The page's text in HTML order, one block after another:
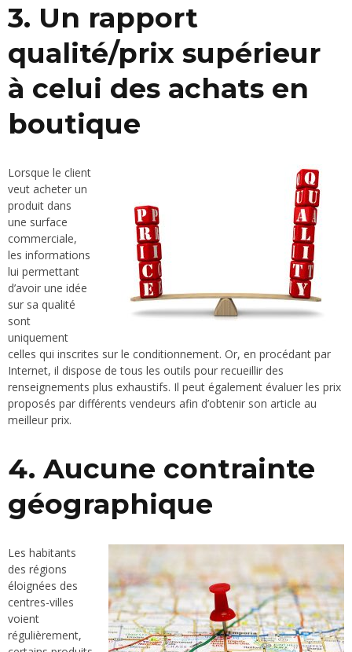
3. Un rapport
qualité/prix supérieur
à celui des achats en
boutique
Lorsque le client
veut acheter un
produit dans
une surface
commerciale,
les informations
lui permettant
d’avoir une idée
sur sa qualité
sont
uniquement
celles qui inscrites sur le conditionnement. Or, en procédant par
Internet, il dispose de tous les outils pour recueillir des
renseignements plus exhaustifs. Il peut également évaluer les prix
proposés par différents vendeurs afin d’obtenir son article au
meilleur prix.
4. Aucune contrainte
géographique
Les habitants
des régions
éloignées des
centres-villes
voient
régulièrement,